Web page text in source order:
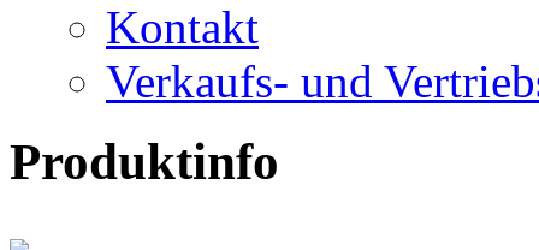
Kontakt
Verkaufs- und
Produktinfo